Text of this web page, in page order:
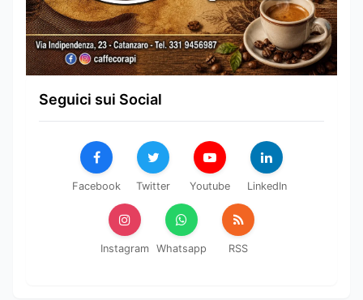
Seguici sui Social
Facebook Twitter Youtube LinkedIn
Instagram Whatsapp RSS